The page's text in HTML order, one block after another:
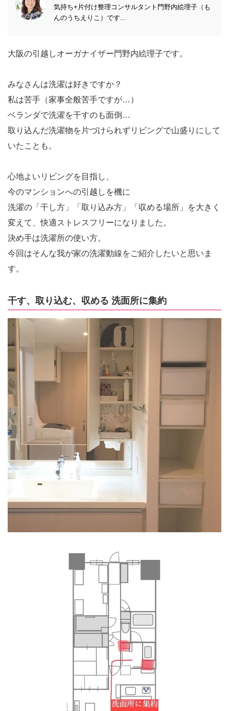
気持ち+片付け整理コンサルタント門野内絵理子（も
んのうちえりこ）です...
大阪の引越しオーガナイザー門野内絵理子です。
みなさんは洗濯は好きですか？
私は苦手（家事全般苦手ですが…）
ベランダで洗濯を干すのも面倒…
取り込んだ洗濯物を片づけられずリビングで山盛りにして
いたことも。
心地よいリビングを目指し、
今のマンションへの引越しを機に
洗濯の「干し方」「取り込み方」「収める場所」を大きく
変えて、快適ストレスフリーになりました。
決め手は洗濯所の使い方。
今回はそんな我が家の洗濯動線をご紹介したいと思いま
す。
干す、取り込む、収める 洗面所に集約